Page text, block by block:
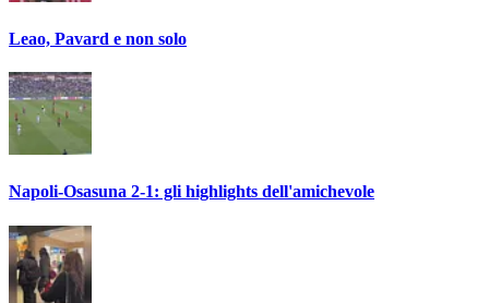
Leao, Pavard e non solo
Napoli-Osasuna 2-1: gli highlights dell'amichevole